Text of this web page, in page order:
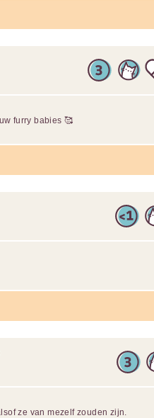
furry babies 🥰
ze van mezelf zouden zijn.